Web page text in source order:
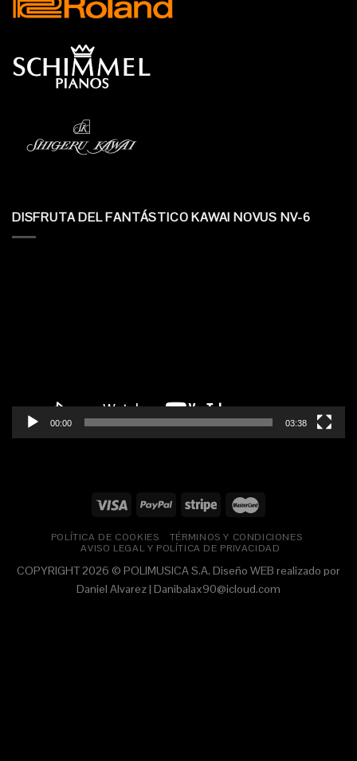
DISFRUTA DEL FANTÁSTICO KAWAI NOVUS NV-6
00:00 03:38
POLÍTICA DE COOKIES
TÉRMINOS Y CONDICIONES
AVISO LEGAL Y POLÍTICA DE PRIVACIDAD
COPYRIGHT 2026 © POLIMUSICA S.A. Diseño WEB realizado por
Daniel Alvarez | Danibalax90@icloud.com